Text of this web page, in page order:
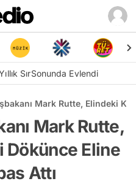
SırSonunda Evlendi
Mark Rutte, Elindeki
Mark Rutte,
Dökünce Eline
Attı